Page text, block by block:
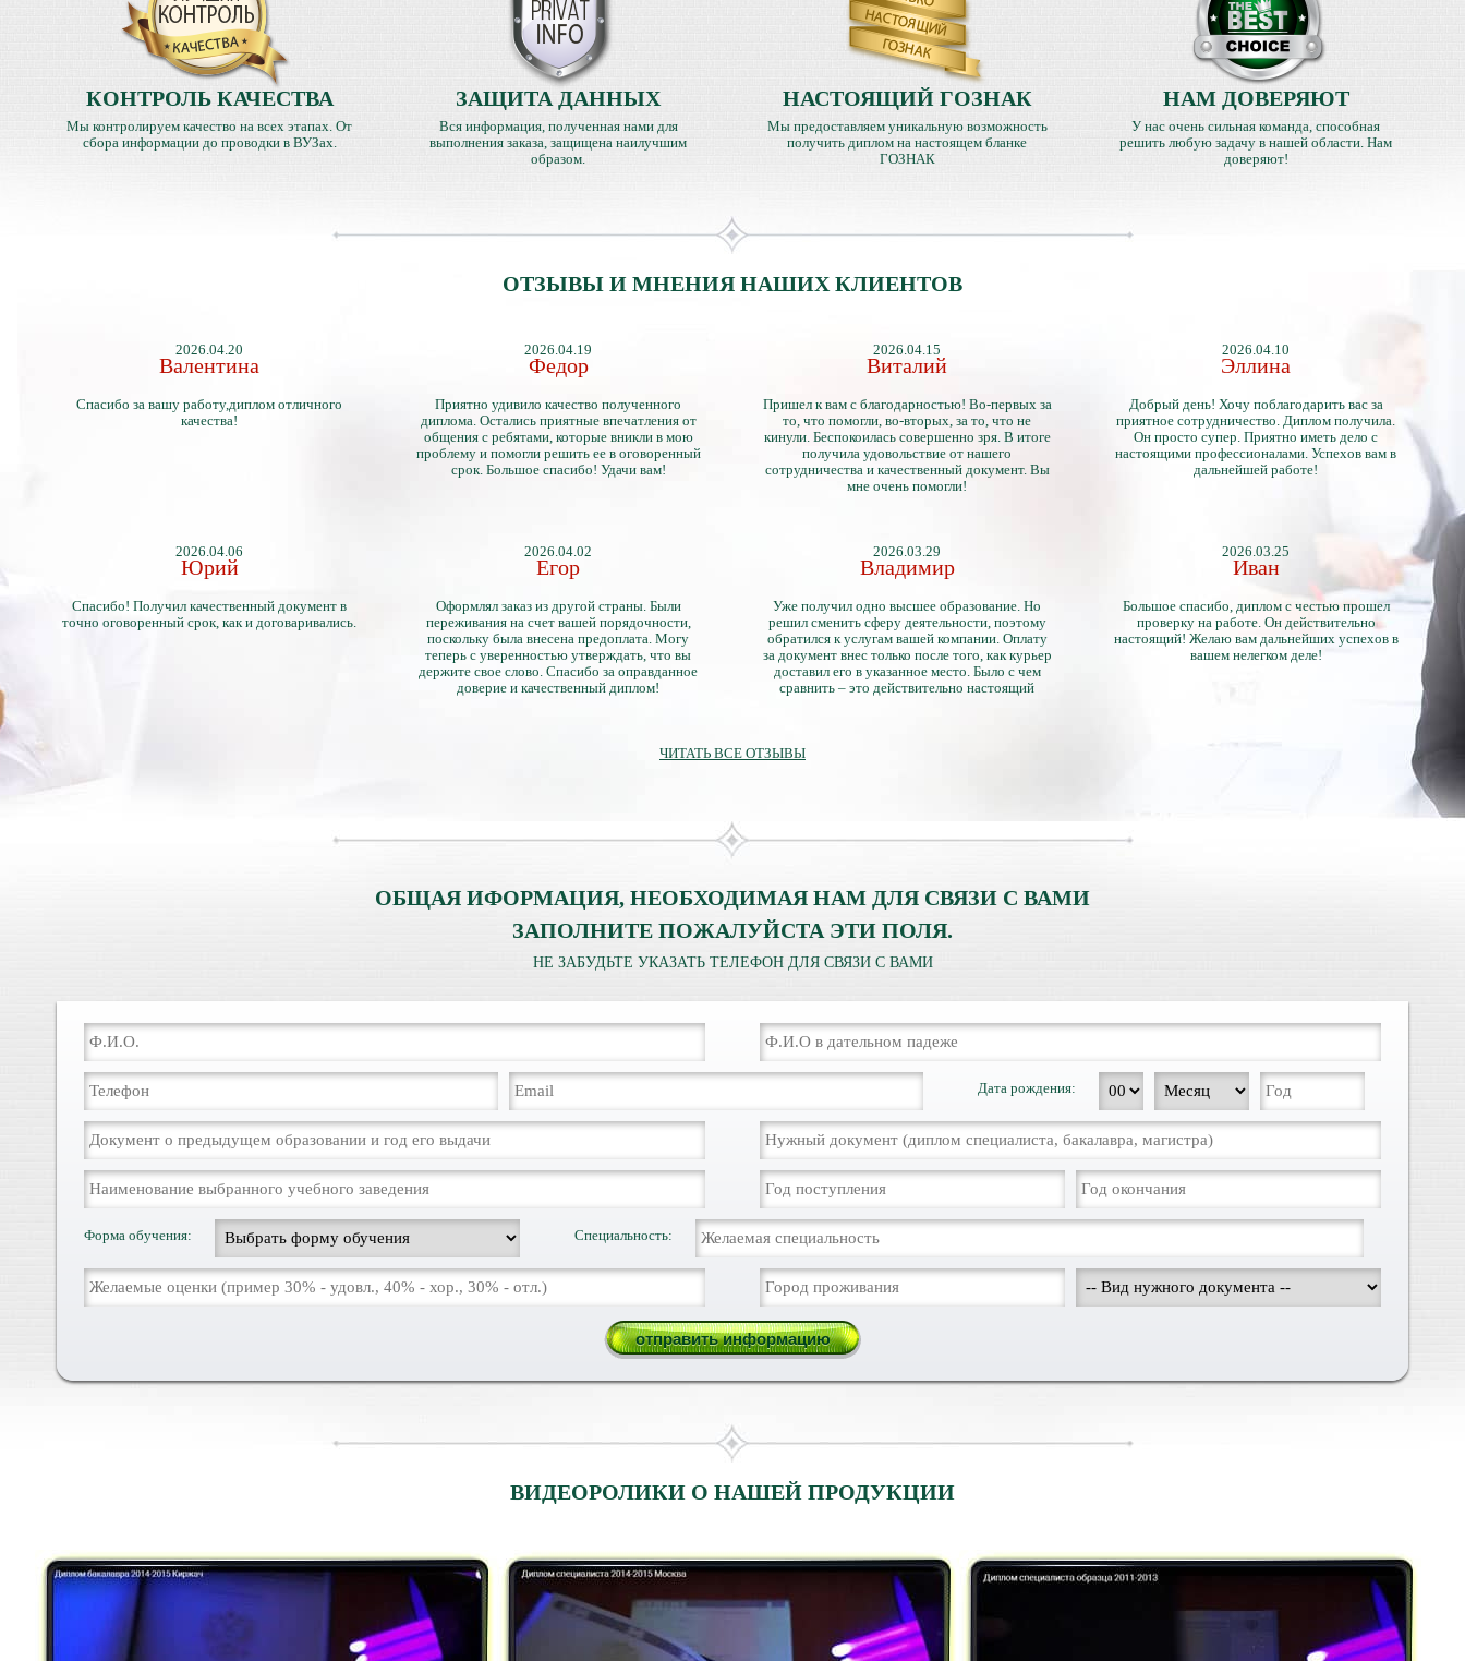
КОНТРОЛЬ КАЧЕСТВА
Мы контролируем качество на всех этапах. От
сбора информации до проводки в ВУЗах.
ЗАЩИТА ДАННЫХ
Вся информация, полученная нами для
выполнения заказа, защищена наилучшим
образом.
НАСТОЯЩИЙ ГОЗНАК
Мы предоставляем уникальную возможность
получить диплом на настоящем бланке
ГОЗНАК
НАМ ДОВЕРЯЮТ
У нас очень сильная команда, способная
решить любую задачу в нашей области. Нам
доверяют!
ОТЗЫВЫ И МНЕНИЯ НАШИХ КЛИЕНТОВ
2026.04.20
Валентина
Спасибо за вашу работу,диплом отличного
качества!
2026.04.19
Федор
Приятно удивило качество полученного
диплома. Остались приятные впечатления от
общения с ребятами, которые вникли в мою
проблему и помогли решить ее в оговоренный
срок. Большое спасибо! Удачи вам!
2026.04.15
Виталий
Пришел к вам с благодарностью! Во-первых за
то, что помогли, во-вторых, за то, что не
кинули. Беспокоилась совершенно зря. В итоге
получила удовольствие от нашего
сотрудничества и качественный документ. Вы
мне очень помогли!
2026.04.10
Эллина
Добрый день! Хочу поблагодарить вас за
приятное сотрудничество. Диплом получила.
Он просто супер. Приятно иметь дело с
настоящими профессионалами. Успехов вам в
дальнейшей работе!
2026.04.06
Юрий
Спасибо! Получил качественный документ в
точно оговоренный срок, как и договаривались.
2026.04.02
Егор
Оформлял заказ из другой страны. Были
переживания на счет вашей порядочности,
поскольку была внесена предоплата. Могу
теперь с уверенностью утверждать, что вы
держите свое слово. Спасибо за оправданное
доверие и качественный диплом!
2026.03.29
Владимир
Уже получил одно высшее образование. Но
решил сменить сферу деятельности, поэтому
обратился к услугам вашей компании. Оплату
за документ внес только после того, как курьер
доставил его в указанное место. Было с чем
сравнить – это действительно настоящий
2026.03.25
Иван
Большое спасибо, диплом с честью прошел
проверку на работе. Он действительно
настоящий! Желаю вам дальнейших успехов в
вашем нелегком деле!
ЧИТАТЬ ВСЕ ОТЗЫВЫ
ОБЩАЯ ИФОРМАЦИЯ, НЕОБХОДИМАЯ НАМ ДЛЯ СВЯЗИ С ВАМИ
ЗАПОЛНИТЕ ПОЖАЛУЙСТА ЭТИ ПОЛЯ.
НЕ ЗАБУДЬТЕ УКАЗАТЬ ТЕЛЕФОН ДЛЯ СВЯЗИ С ВАМИ
Дата рождения:
Форма обучения: Специальность:
ВИДЕОРОЛИКИ О НАШЕЙ ПРОДУКЦИИ